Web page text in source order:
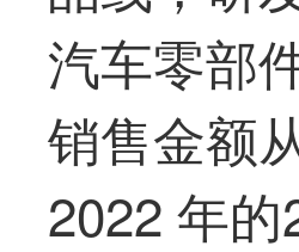
汽车零部
销售金额
2022 年